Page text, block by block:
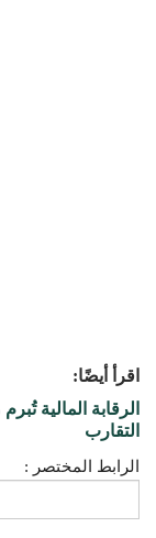
اقرأ أيضًا:
الرقابة المالية
التقارب
الرابط المختصر :